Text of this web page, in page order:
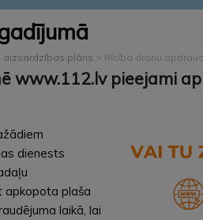
aizsardzības plāns > Rīcība dronu
www.112.lv pieejami
dienests
apkopota plaša
laikā, lai